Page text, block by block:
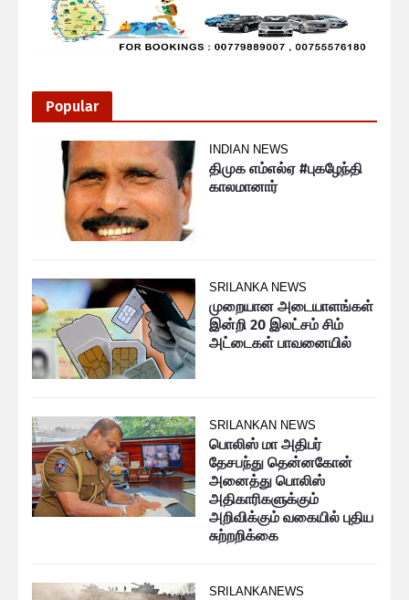
Popular
INDIAN NEWS
திமுக எம்எல்ஏ #புகழேந்தி
காலமானார்
SRILANKA NEWS
முறையான அடையாளங்கள்
இன்றி 20 இலட்சம் சிம்
அட்டைகள் பாவனையில்
SRILANKAN NEWS
பொலிஸ் மா அதிபர்
தேசபந்து தென்னகோன்
அனைத்து பொலிஸ்
அதிகாரிகளுக்கும்
அறிவிக்கும் வகையில் புதிய
சுற்றறிக்கை
SRILANKANEWS